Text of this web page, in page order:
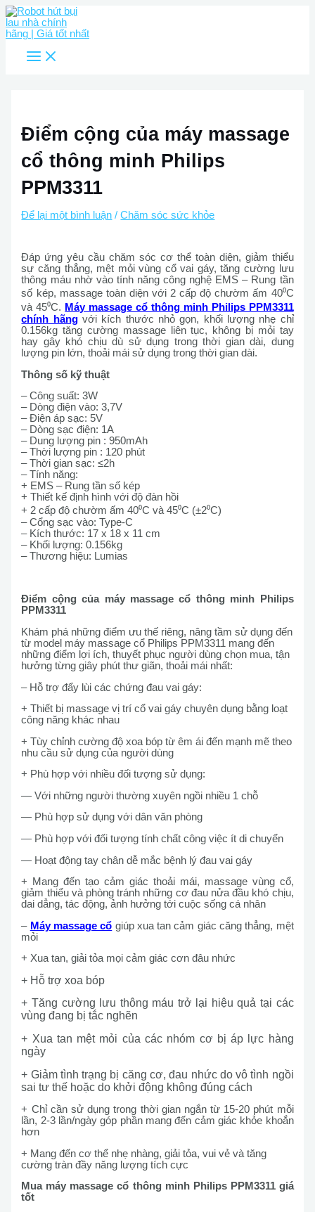
Nhảy
tới
nội
dung
Menu
Điểm cộng của máy massage
cổ thông minh Philips
PPM3311
Để lại một bình luận /Chăm sóc sức khỏe
Đáp ứng yêu cầu chăm sóc cơ thể toàn diện, giảm thiểu
sự căng thẳng, mệt mỏi vùng cổ vai gáy, tăng cường lưu
thông máu nhờ vào tính năng công nghệ EMS – Rung tần
số kép, massage toàn diện với 2 cấp độ chườm ấm 40⁰C
và 45⁰C. Máy massage cổ thông minh Philips PPM3311
chính hãngvới kích thước nhỏ gọn, khối lượng nhẹ chỉ
0.156kg tăng cường massage liên tục, không bị mỏi tay
hay gây khó chịu dù sử dụng trong thời gian dài, dung
lượng pin lớn, thoải mái sử dụng trong thời gian dài.
Thông số kỹ thuật
– Công suất: 3W
– Dòng điện vào: 3,7V
– Điện áp sạc: 5V
– Dòng sạc điện: 1A
– Dung lượng pin : 950mAh
– Thời lượng pin : 120 phút
– Thời gian sạc: ≤2h
– Tính năng:
+ EMS – Rung tần số kép
+ Thiết kế định hình với độ đàn hồi
+ 2 cấp độ chườm ấm 40⁰C và 45⁰C (±2⁰C)
– Cổng sạc vào: Type-C
– Kích thước: 17 x 18 x 11 cm
– Khối lượng: 0.156kg
– Thương hiệu: Lumias
Điểm cộng của máy massage cổ thông minh Philips
PPM3311
Khám phá những điểm ưu thế riêng, nâng tầm sử dụng đến
từ model máy massage cổ Philips PPM3311 mang đến
những điểm lợi ích, thuyết phục người dùng chọn mua, tận
hưởng từng giây phút thư giãn, thoải mái nhất:
– Hỗ trợ đẩy lùi các chứng đau vai gáy:
+ Thiết bị massage vị trí cổ vai gáy chuyên dụng bằng loạt
công năng khác nhau
+ Tùy chỉnh cường độ xoa bóp từ êm ái đến mạnh mẽ theo
nhu cầu sử dụng của người dùng
+ Phù hợp với nhiều đối tượng sử dụng:
— Với những người thường xuyên ngồi nhiều 1 chỗ
— Phù hợp sử dụng với dân văn phòng
— Phù hợp với đối tượng tính chất công việc ít di chuyển
— Hoạt động tay chân dễ mắc bệnh lý đau vai gáy
+ Mang đến tạo cảm giác thoải mái, massage vùng cổ,
giảm thiểu và phòng tránh những cơ đau nửa đầu khó chịu,
dai dẳng, tác động, ảnh hưởng tới cuộc sống cá nhân
– Máy massage cổ giúp xua tan cảm giác căng thẳng, mệt
mỏi
+ Xua tan, giải tỏa mọi cảm giác cơn đâu nhức
+ Hỗ trợ xoa bóp
+ Tăng cường lưu thông máu trở lại hiệu quả tại các
vùng đang bị tắc nghẽn
+ Xua tan mệt mỏi của các nhóm cơ bị áp lực hàng
ngày
+ Giảm tình trạng bị căng cơ, đau nhức do vô tình ngồi
sai tư thế hoặc do khởi động không đúng cách
+ Chỉ cần sử dụng trong thời gian ngắn từ 15-20 phút mỗi
lần, 2-3 lần/ngày góp phần mang đến cảm giác khỏe khoắn
hơn
+ Mang đến cơ thể nhẹ nhàng, giải tỏa, vui vẻ và tăng
cường tràn đầy năng lượng tích cực
Mua máy massage cổ thông minh Philips PPM3311 giá
tốt